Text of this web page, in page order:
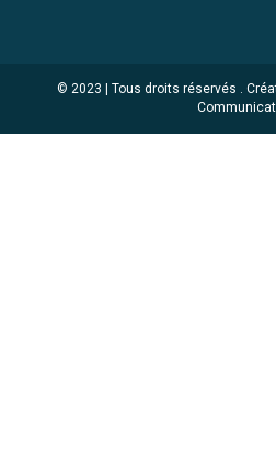
© 2023 | Tous droits réservés .